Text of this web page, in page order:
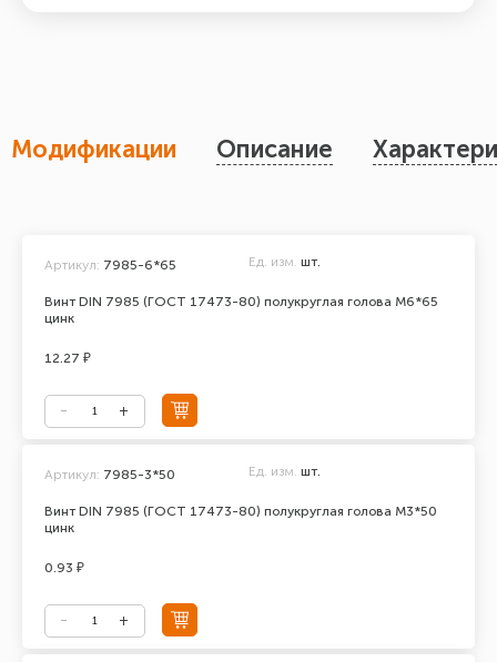
Модификации Описание
Винт DIN 7985 (ГОСТ 17473-80) полукруглая голова М6*65
цинк
Артикул: 7985-6*65 Ед. изм. шт.
12.27 ₽
Винт DIN 7985 (ГОСТ 17473-80) полукруглая голова М3*50
цинк
Артикул: 7985-3*50 Ед. изм. шт.
0.93 ₽